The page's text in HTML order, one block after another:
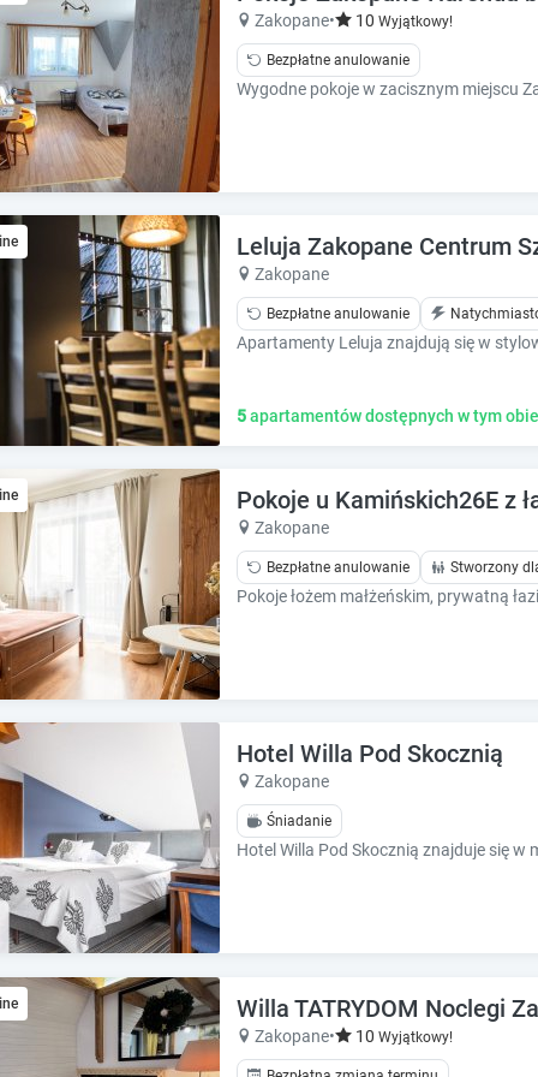
e
s
.
e
s
.
Zakopane• 10 Wyjątkowy!
Bezpłatne anulowanie
Leluja Zakopane Centrum
Zakopane
Bezpłatne anulowanie
5apartamentów dostępnych w tym
Pokoje u Kamińskich26E z
Zakopane
Bezpłatne anulowanie Stworzony
Hotel Willa Pod Skocznią
Zakopane
Śniadanie
Willa TATRYDOM Noclegi
Zakopane• 10 Wyjątkowy!